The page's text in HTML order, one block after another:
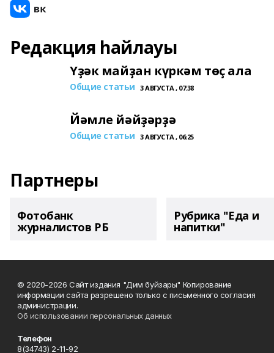
Редакция һайлауы
Үҙәк майҙан күркәм төҫ ала
Общие статьи 3 АВГУСТА , 07:38
Йәмле йәйҙәрҙә
Общие статьи 3 АВГУСТА , 06:25
Партнеры
Фотобанк
журналистов РБ
Рубрика "Еда и
напитки"
© 2020-2026 Сайт издания "Дим буйзары" Копирование
информации сайта разрешено только с письменного согласия
администрации.
Об использовании персональных данных
Телефон
8(34743) 2-11-92